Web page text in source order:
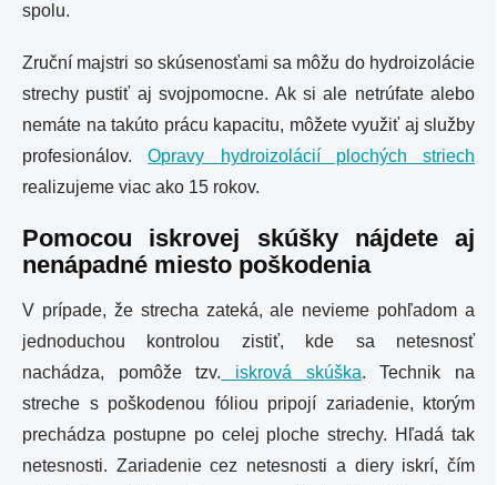
spolu.
Zruční majstri so skúsenosťami sa môžu do hydroizolácie
strechy pustiť aj svojpomocne. Ak si ale netrúfate alebo
nemáte na takúto prácu kapacitu, môžete využiť aj služby
profesionálov.Opravy hydroizolácií plochých striech
realizujeme viac ako 15 rokov.
Pomocou iskrovej skúšky nájdete aj
nenápadné miesto poškodenia
V prípade, že strecha zateká, ale nevieme pohľadom a
jednoduchou kontrolou zistiť, kde sa netesnosť
nachádza, pomôže tzv. iskrová skúška. Technik na
streche s poškodenou fóliou pripojí zariadenie, ktorým
prechádza postupne po celej ploche strechy. Hľadá tak
netesnosti. Zariadenie cez netesnosti a diery iskrí, čím